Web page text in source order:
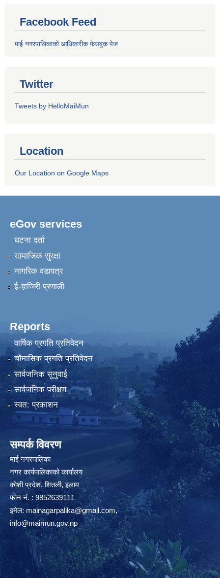
Facebook Feed
माई नगरपालिकाको आधिकारीक फेसबुक पेज
Twitter
Tweets by HelloMaiMun
Location
Our Location on Google Maps
eGov services
घटना दर्ता
सामाजिक सुरक्षा
नागरिक वडापत्र
ई-हाजिरी प्रणाली
Reports
वार्षिक प्रगति प्रतिवेदन
चौमासिक प्रगति प्रतिवेदन
सार्वजनिक सुनुवाई
सार्वजनिक परीक्षण
स्वत: प्रकाशन
सम्पर्क विवरण
माई नगरपालिका
नगर कार्यपालिकाको कार्यालय
कोशी प्रदेश, शितली, इलाम
फोन नं. : 9852639111
इमेल:mainagarpalika@gmail.com,
info@maimun.gov.np